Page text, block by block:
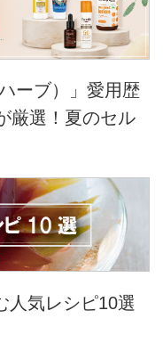
ーブ）」愛用歴
厳選！夏のセル
人気レシピ10選